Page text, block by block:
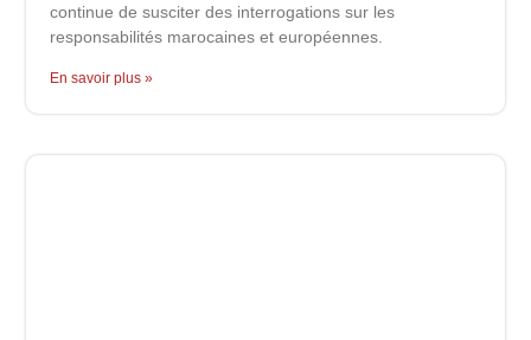
continue de susciter des interrogations sur les
responsabilités marocaines et européennes.
En savoir plus »